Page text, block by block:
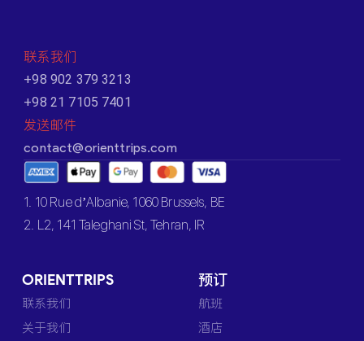
联系我们
+98 902 379 3213
+98 21 7105 7401
发送邮件
contact@orienttrips.com
1. 10 Rue d’Albanie, 1060 Brussels, BE
2. L2, 141 Taleghani St, Tehran, IR
ORIENTTRIPS
联系我们
关于我们
预订
航班
酒店